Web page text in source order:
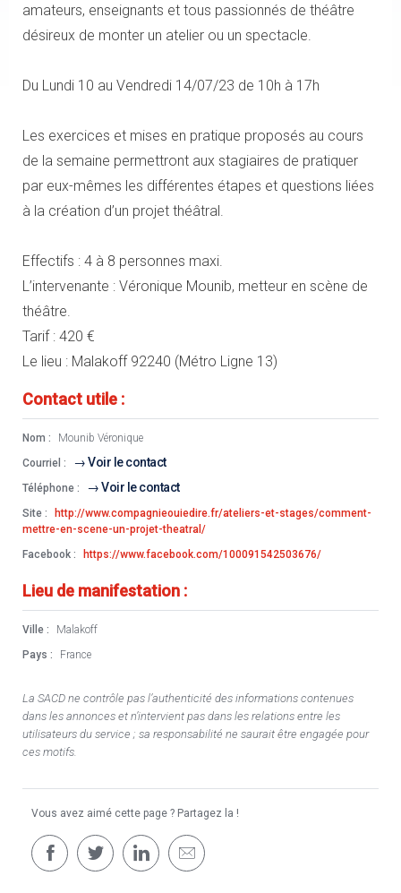
amateurs, enseignants et tous passionnés de théâtre
désireux de monter un atelier ou un spectacle.
Du Lundi 10 au Vendredi 14/07/23 de 10h à 17h
Les exercices et mises en pratique proposés au cours
de la semaine permettront aux stagiaires de pratiquer
par eux-mêmes les différentes étapes et questions liées
à la création d’un projet théâtral.
Effectifs : 4 à 8 personnes maxi.
L’intervenante : Véronique Mounib, metteur en scène de
théâtre.
Tarif : 420 €
Le lieu : Malakoff 92240 (Métro Ligne 13)
Contact utile :
Nom :
Mounib Véronique
Courriel :
Voir le contact
Téléphone : Voir le contact
Site :
http://www.compagnieouiedire.fr/ateliers-et-stages/comment-
mettre-en-scene-un-projet-theatral/
Facebook :
https://www.facebook.com/100091542503676/
Lieu de manifestation :
Ville :
Malakoff
Pays :
France
La SACD ne contrôle pas l’authenticité des informations contenues
dans les annonces et n’intervient pas dans les relations entre les
utilisateurs du service ; sa responsabilité ne saurait être engagée pour
ces motifs.
Vous avez aimé cette page ? Partagez la !